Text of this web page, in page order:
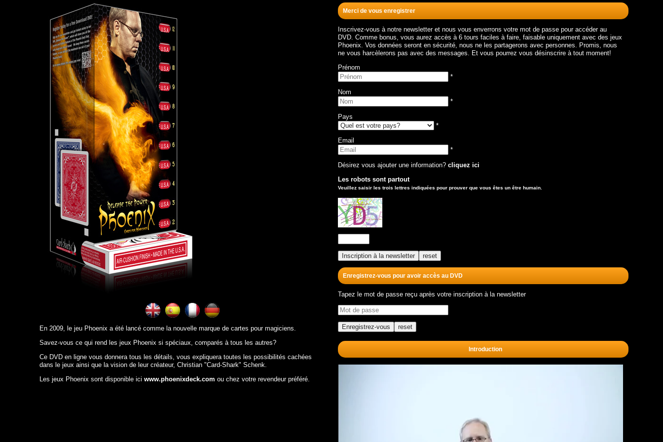
En 2009, le jeu Phoenix a été lancé comme la nouvelle marque de cartes pour magiciens.
Savez-vous ce qui rend les jeux Phoenix si spéciaux, comparés à tous les autres?
Ce DVD en ligne vous donnera tous les détails, vous expliquera toutes les possibilités cachées
dans le jeux ainsi que la vision de leur créateur, Christian "Card-Shark" Schenk.
Les jeux Phoenix sont disponible iciwww.phoenixdeck.com ou chez votre revendeur préféré.
Merci de vous enregistrer
Inscrivez-vous à notre newsletter et nous vous enverrons votre mot de passe pour accéder au
DVD. Comme bonus, vous aurez accès à 6 tours faciles à faire, faisable uniquement avec des jeux
Phoenix. Vos données seront en sécurité, nous ne les partagerons avec personnes. Promis, nous
ne vous harcèlerons pas avec des messages. Et vous pourrez vous désinscrire à tout moment!
Prénom
*
Nom
*
Pays
*
Email
*
Désirez vous ajouter une information?cliquez ici
Les robots sont partout
Veuillez saisir les trois lettres indiquées pour prouver que vous êtes un être humain.
Enregistrez-vous pour avoir accès au DVD
Tapez le mot de passe reçu après votre inscription à la newsletter
Introduction